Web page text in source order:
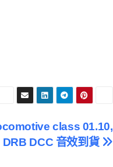
class 01.10,
DRB DCC 音效到貨